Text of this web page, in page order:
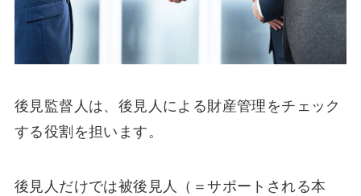
後見監督人は、後見人による財産管理をチェック
する役割を担います。
後見人だけでは被後見人（＝サポートされる本